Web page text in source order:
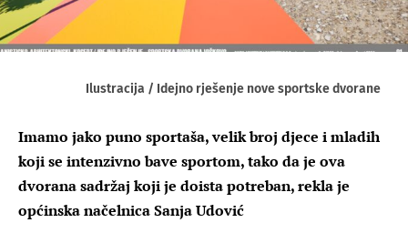
Ilustracija / Idejno rješenje nove sportske dvorane
Imamo jako puno sportaša, velik broj djece i mladih
koji se intenzivno bave sportom, tako da je ova
dvorana sadržaj koji je doista potreban, rekla je
općinska načelnica Sanja Udović